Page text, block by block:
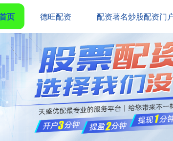
页 德旺配资 配资著名炒股配资门